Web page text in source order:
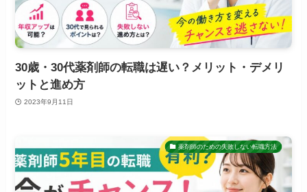
30歳・30代薬剤師の転職は遅い？メリット・デメリ
ットと進め方
2023年9月11日
薬剤師のための失敗しない転職方法